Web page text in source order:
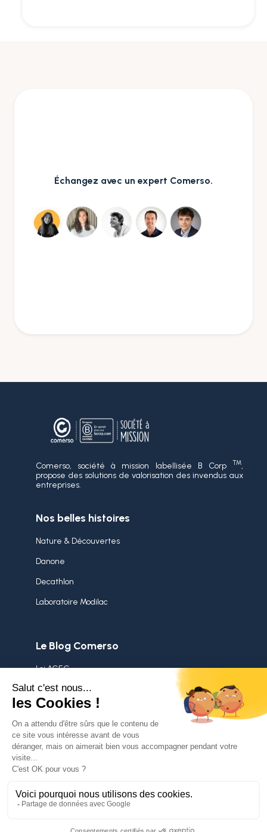
Échangez avec un expert Comerso.
Comerso, société à mission labellisée B Corp TM,
propose des solutions de valorisation des invendus aux
entreprises.
Nos belles histoires
Nature & Découvertes
Danone
Decathlon
Laboratoire Modilac
Le Blog Comerso
Loi AGEC
Stock dormant
Démarche RSE
Surstocks
Politique de confidentialité
Mentions légales